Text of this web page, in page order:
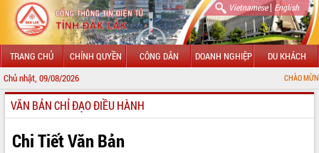
Vietnamese| English
TRANG CHỦ CHÍNH QUYỀN CÔNG DÂN DOANH NGHIỆP DU KHÁCH
Chủ nhật, 09/08/2026 CHÀO MỪNG ĐẾN VỚI
GIỚI THIỆU
LÃNH ĐẠO UBND TỈNH
VĂN BẢN CHỈ ĐẠO ĐIỀU HÀNH
Chi Tiết Văn Bản